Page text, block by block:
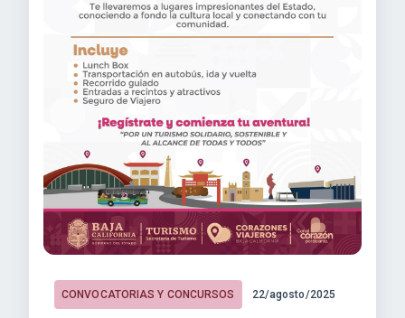
CONVOCATORIAS Y CONCURSOS 22/agosto/2025